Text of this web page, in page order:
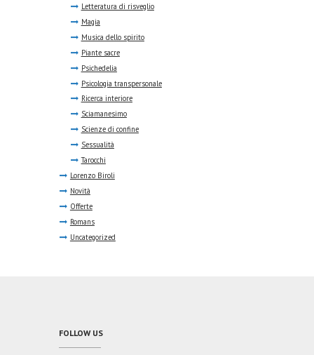
Letteratura di risveglio
Magia
Musica dello spirito
Piante sacre
Psichedelia
Psicologia transpersonale
Ricerca interiore
Sciamanesimo
Scienze di confine
Sessualità
Tarocchi
Lorenzo Biroli
Novità
Offerte
Romans
Uncategorized
FOLLOW US